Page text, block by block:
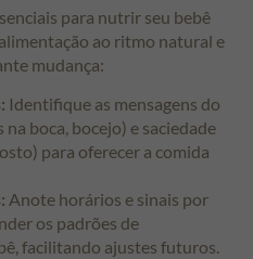
para nutrir seu bebê
ao ritmo natural e
mudança:
Identifique as mensagens do
boca, bocejo) e saciedade
para oferecer a comida
Anote horários e sinais por
os padrões de
facilitando ajustes futuros.